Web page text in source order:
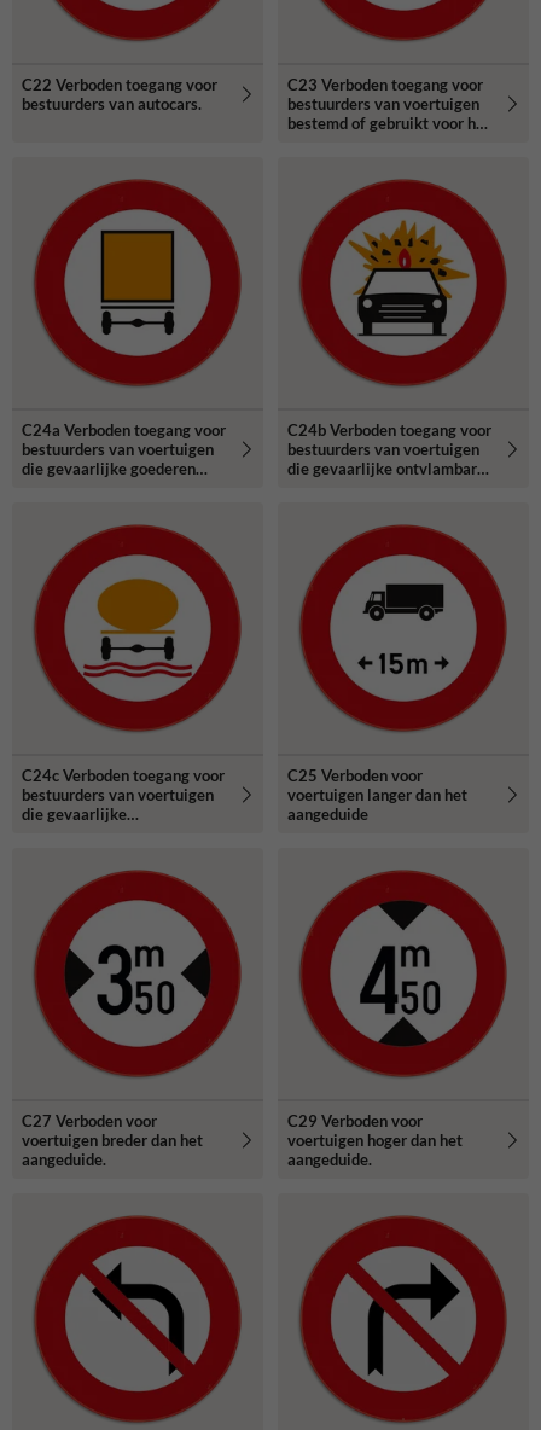
C22 Verboden toegang voor
bestuurders van autocars.
C23 Verboden toegang voor
bestuurders van voertuigen
bestemd of gebruikt voor het
C24a Verboden toegang voor
bestuurders van voertuigen
die gevaarlijke goederen
C24b Verboden toegang voor
bestuurders van voertuigen
die gevaarlijke ontvlambare
C24c Verboden toegang voor
bestuurders van voertuigen
die gevaarlijke
C25 Verboden voor
voertuigen langer dan het
aangeduide
C27 Verboden voor
voertuigen breder dan het
aangeduide.
C29 Verboden voor
voertuigen hoger dan het
aangeduide.